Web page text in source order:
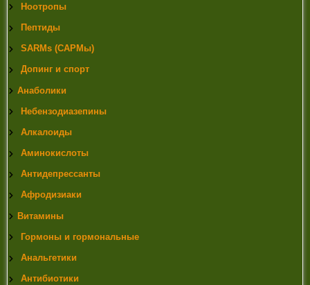
Ноотропы
Пептиды
SARMs (САРМы)
Допинг и спорт
Анаболики
Небензодиазепины
Алкалоиды
Аминокислоты
Антидепрессанты
Афродизиаки
Витамины
Гормоны и гормональные
Анальгетики
Антибиотики